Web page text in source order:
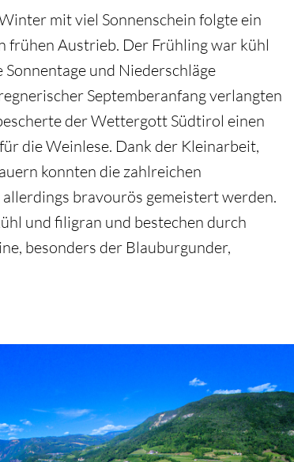
mit viel Sonnenschein folgte ein
frühen Austrieb. Der Frühling war kühl
und Niederschläge
Septemberanfang verlangten
der Wettergott Südtirol einen
die Weinlese. Dank der Kleinarbeit,
konnten die zahlreichen
bravourös gemeistert werden.
und filigran und bestechen durch
besonders der Blauburgunder,